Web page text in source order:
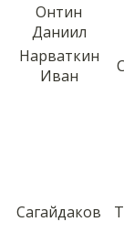
Онтин
Даниил
Нарваткин
Иван
Сагайдаков